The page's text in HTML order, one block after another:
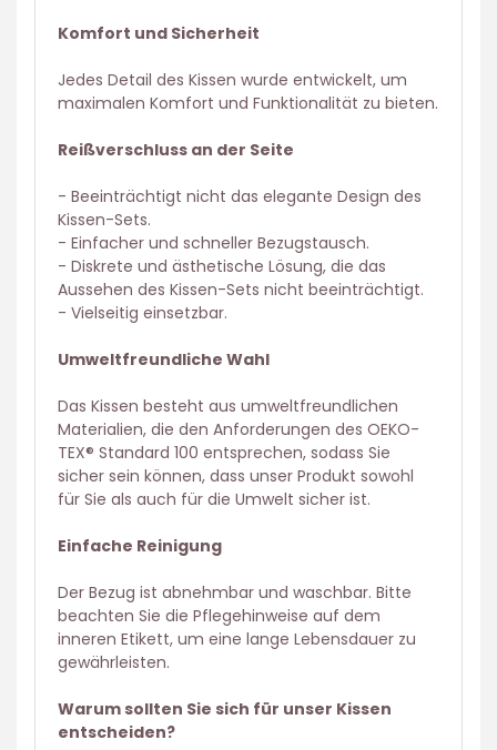
Komfort und Sicherheit
Jedes Detail des Kissen wurde entwickelt, um
maximalen Komfort und Funktionalität zu bieten.
Reißverschluss an der Seite
- Beeinträchtigt nicht das elegante Design des
Kissen-Sets.
- Einfacher und schneller Bezugstausch.
- Diskrete und ästhetische Lösung, die das
Aussehen des Kissen-Sets nicht beeinträchtigt.
- Vielseitig einsetzbar.
Umweltfreundliche Wahl
Das Kissen besteht aus umweltfreundlichen
Materialien, die den Anforderungen des OEKO-
TEX® Standard 100 entsprechen, sodass Sie
sicher sein können, dass unser Produkt sowohl
für Sie als auch für die Umwelt sicher ist.
Einfache Reinigung
Der Bezug ist abnehmbar und waschbar. Bitte
beachten Sie die Pflegehinweise auf dem
inneren Etikett, um eine lange Lebensdauer zu
gewährleisten.
Warum sollten Sie sich für unser Kissen
entscheiden?